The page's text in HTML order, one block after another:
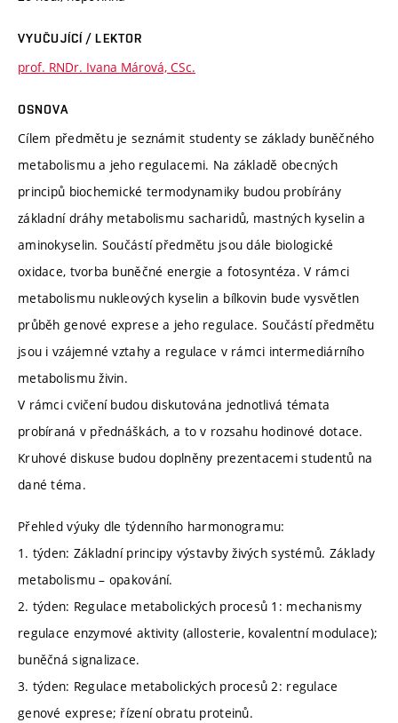
VYUČUJÍCÍ / LEKTOR
prof. RNDr. Ivana Márová, CSc.
OSNOVA
Cílem předmětu je seznámit studenty se základy buněčného
metabolismu a jeho regulacemi. Na základě obecných
principů biochemické termodynamiky budou probírány
základní dráhy metabolismu sacharidů, mastných kyselin a
aminokyselin. Součástí předmětu jsou dále biologické
oxidace, tvorba buněčné energie a fotosyntéza. V rámci
metabolismu nukleových kyselin a bílkovin bude vysvětlen
průběh genové exprese a jeho regulace. Součástí předmětu
jsou i vzájemné vztahy a regulace v rámci intermediárního
metabolismu živin.
V rámci cvičení budou diskutována jednotlivá témata
probíraná v přednáškách, a to v rozsahu hodinové dotace.
Kruhové diskuse budou doplněny prezentacemi studentů na
dané téma.
Přehled výuky dle týdenního harmonogramu:
1. týden: Základní principy výstavby živých systémů. Základy
metabolismu – opakování.
2. týden: Regulace metabolických procesů 1: mechanismy
regulace enzymové aktivity (allosterie, kovalentní modulace);
buněčná signalizace.
3. týden: Regulace metabolických procesů 2: regulace
genové exprese; řízení obratu proteinů.